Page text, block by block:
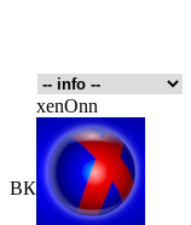
ВК
xenOnn